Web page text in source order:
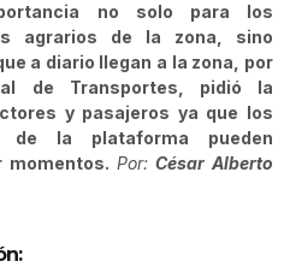
no solo para los
agrarios de la zona, sino
a diario llegan a la zona, por
de Transportes, pidió la
y pasajeros ya que los
de la plataforma pueden
momentos. Por: César Alberto